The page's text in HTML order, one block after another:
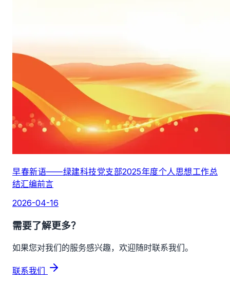
早春新语——绿建科技党支部2025年度个人思想工作总
结汇编前言
2026-04-16
需要了解更多？
如果您对我们的服务感兴趣，欢迎随时联系我们。
联系我们